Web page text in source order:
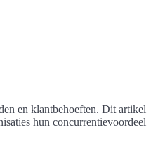
en klantbehoeften. Dit artikel
hun concurrentievoordeel